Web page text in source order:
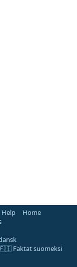
Help
Home
Faktat suomeksi